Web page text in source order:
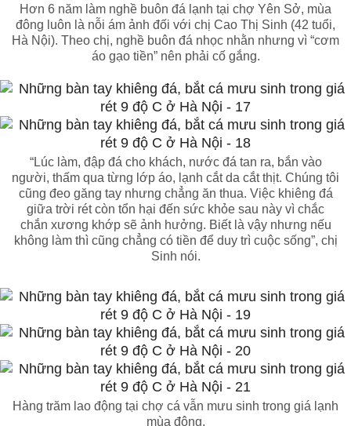
Hơn 6 năm làm nghề buôn đá lạnh tại chợ Yên Sở, mùa
đông luôn là nỗi ám ảnh đối với chị Cao Thị Sinh (42 tuổi,
Hà Nội). Theo chị, nghề buôn đá nhọc nhằn nhưng vì “cơm
áo gạo tiền” nên phải cố gắng.
“Lúc làm, đập đá cho khách, nước đá tan ra, bắn vào
người, thấm qua từng lớp áo, lạnh cắt da cắt thịt. Chúng tôi
cũng đeo găng tay nhưng chẳng ăn thua. Việc khiêng đá
giữa trời rét còn tổn hại đến sức khỏe sau này vì chắc
chắn xương khớp sẽ ảnh hưởng. Biết là vậy nhưng nếu
không làm thì cũng chẳng có tiền để duy trì cuộc sống”, chị
Sinh nói.
Hàng trăm lao động tại chợ cá vẫn mưu sinh trong giá lạnh
mùa đông.